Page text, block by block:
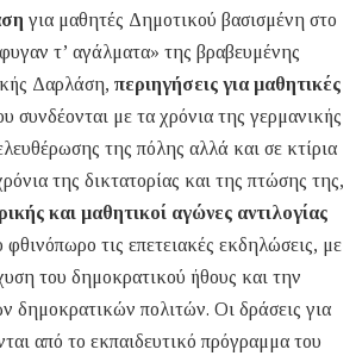
για μαθητές Δημοτικού βασισμένη στο
τ’ αγάλματα» της βραβευμένης
Δαρλάση, περιηγήσεις για μαθητικές
συνδέονται με τα χρόνια της γερμανικής
της πόλης αλλά και σε κτίρια
της δικτατορίας και της πτώσης της,
και μαθητικοί αγώνες αντιλογίας
φθινόπωρο τις επετειακές εκδηλώσεις, με
του δημοκρατικού ήθους και την
δημοκρατικών πολιτών. Οι δράσεις για
από το εκπαιδευτικό πρόγραμμα του